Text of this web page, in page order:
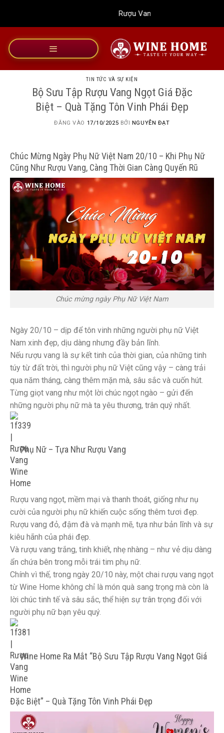
dung
Rượu Vang Wine Home
TIN TỨC VÀ SỰ KIỆN
Bộ Sưu Tập Rượu Vang Ngọt Giá Đặc
Biệt – Quà Tặng Tôn Vinh Phái Đẹp
ĐĂNG VÀO 17/10/2025 BỞI NGUYỄN ĐẠT
Chúc Mừng Ngày Phụ Nữ Việt Nam 20/10 – Khi Phụ Nữ
Cũng Như Rượu Vang, Càng Thời Gian Càng Quyến Rũ
Chúc mừng ngày Phụ Nữ Việt Nam
Ngày 20/10 – dịp để tôn vinh những người phụ nữ Việt
Nam xinh đẹp, dịu dàng nhưng đầy bản lĩnh.
Nếu rượu vang là sự kết tinh của thời gian, của những tinh
túy từ đất trời, thì người phụ nữ Việt cũng vậy – càng trải
qua năm tháng, càng thêm mặn mà, sâu sắc và cuốn hút.
Từng giọt vang như một lời chúc ngọt ngào – gửi đến
những người phụ nữ mà ta yêu thương, trân quý nhất.
Phụ Nữ – Tựa Như Rượu Vang
Rượu vang ngọt, mềm mại và thanh thoát, giống như nụ
cười của người phụ nữ khiến cuộc sống thêm tươi đẹp.
Rượu vang đỏ, đậm đà và mạnh mẽ, tựa như bản lĩnh và sự
kiêu hãnh của phái đẹp.
Và rượu vang trắng, tinh khiết, nhẹ nhàng – như vẻ dịu dàng
ẩn chứa bên trong mỗi trái tim phụ nữ.
Chính vì thế, trong ngày 20/10 này, một chai rượu vang ngọt
từ Wine Home không chỉ là món quà sang trọng mà còn là
lời chúc tinh tế và sâu sắc, thể hiện sự trân trọng đối với
người phụ nữ bạn yêu quý.
Wine Home Ra Mắt “Bộ Sưu Tập Rượu Vang Ngọt Giá
Đặc Biệt” – Quà Tặng Tôn Vinh Phái Đẹp